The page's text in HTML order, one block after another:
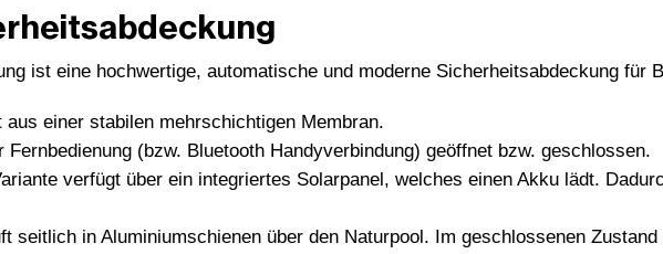
ist eine hochwertige, automatische und moderne Sicherheitsabdeckung für
aus einer stabilen mehrschichtigen Membran.
(bzw. Bluetooth Handyverbindung) geöffnet bzw. geschlossen.
verfügt über ein integriertes Solarpanel, welches einen Akku lädt.
seitlich in Aluminiumschienen über den Naturpool. Im geschlossenen